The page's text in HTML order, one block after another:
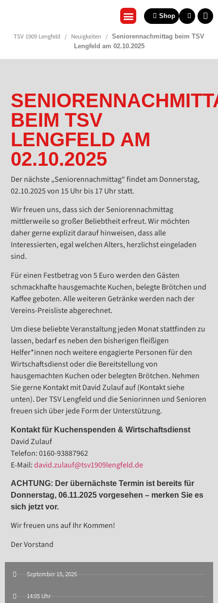
Shop
TSV 1909 Lengfeld / Neuigkeiten / Seniorennachmittag beim TSV
Lengfeld am 02.10.2025
September 15, 2025
14:05 Uhr
BEIM TSV
LENGFELD AM
02.10.2025
Der nächste „Seniorennachmittag“ findet am Donnerstag,
02.10.2025 von 15 Uhr bis 17 Uhr statt.
Wir freuen uns, dass sich der Seniorennachmittag
mittlerweile so großer Beliebtheit erfreut. Wir möchten
daher gerne explizit darauf hinweisen, dass alle
Interessierten, egal welchen Alters, herzlichst eingeladen
sind.
Für einen Festbetrag von 5 Euro werden den Gästen
schmackhafte hausgemachte Kuchen, belegte Brötchen und
Kaffee geboten. Alle weiteren Getränke werden nach der
Vereins-Preisliste abgerechnet.
Um diese beliebte Veranstaltung jeden Monat stattfinden zu
lassen, bedarf es neben den bisherigen fleißigen
Helfer*innen noch weitere engagierte Personen für den
Wirtschaftsdienst oder die Bereitstellung von
hausgemachten Kuchen oder belegten Brötchen. Nehmen
Sie gerne Kontakt mit David Zulauf auf (Kontakt siehe
unten). Der TSV Lengfeld und die Seniorinnen und Senioren
freuen sich über jede Form der Unterstützung.
Kontakt für Kuchenspenden & Wirtschaftsdienst
David Zulauf
Telefon: 0160-93887962
E-Mail:david.zulauf@tsv1909lengfeld.de
ACHTUNG: Der übernächste Termin ist bereits für
Donnerstag, 06.11.2025 vorgesehen – merken Sie es
sich jetzt vor.
Wir freuen uns auf Ihr Kommen!
Der Vorstand